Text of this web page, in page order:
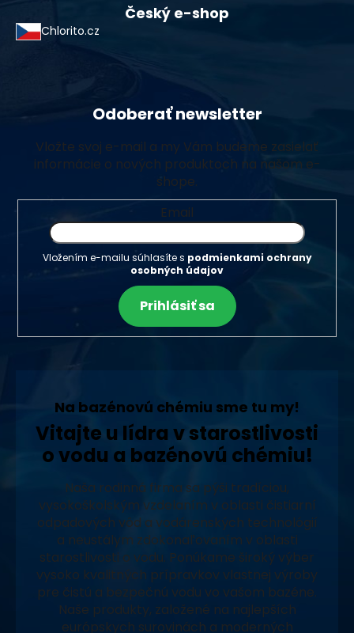
Český e-shop
Chlorito.cz
Odoberať newsletter
Vložte svoj e-mail a my Vám budeme zasielať
informácie o nových produktoch na našom e-
shope.
Email
Vložením e-mailu súhlasíte s podmienkami ochrany
osobných údajov
Prihlásiť sa
Na bazénovú chémiu sme tu my!
Vitajte u lídra v starostlivosti
o vodu a bazénovú chémiu!
Naša rodinná firma sa pýši tradíciou,
vysokoškolským vzdelaním v oblasti čistiarní
odpadových vôd a vodárenských technológií
a neustálym zdokonaľovaním v oblasti
starostlivosti o vodu. Ponúkame široký výber
vysoko kvalitných prípravkov vlastnej výroby
pre čistú a bezpečnú vodu vo vašom bazéne.
Naše produkty, založené na najlepších
európskych surovinách a moderných